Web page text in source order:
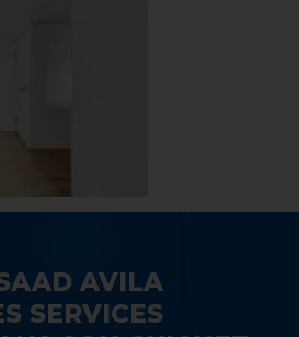
AVILA
SERVICES